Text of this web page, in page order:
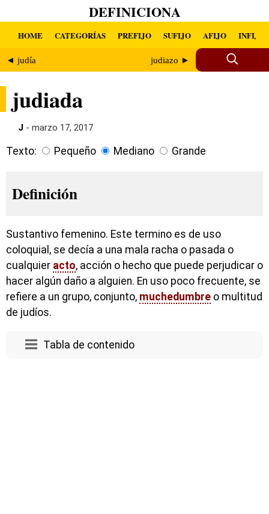
DEFINICIONA
HOME CATEGORÍAS PREFIJO SUFIJO AFIJO INFIJO
◄ judía judiazo ►
judiada
J - marzo 17, 2017
Texto: Pequeño Mediano Grande
Definición
Sustantivo femenino. Este termino es de uso
coloquial, se decía a una mala racha o pasada o
cualquier acto, acción o hecho que puede perjudicar o
hacer algún daño a alguien. En uso poco frecuente, se
refiere a un grupo, conjunto, muchedumbre o multitud
de judíos.
Tabla de contenido